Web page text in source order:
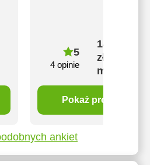
5
4 opinie
140
zł/60
min
Pokaż profil
ankiet